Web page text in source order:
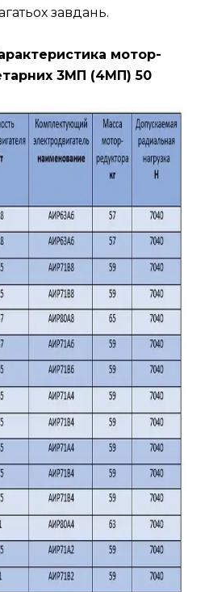
завдань.
мотор-
3МП (4МП) 50